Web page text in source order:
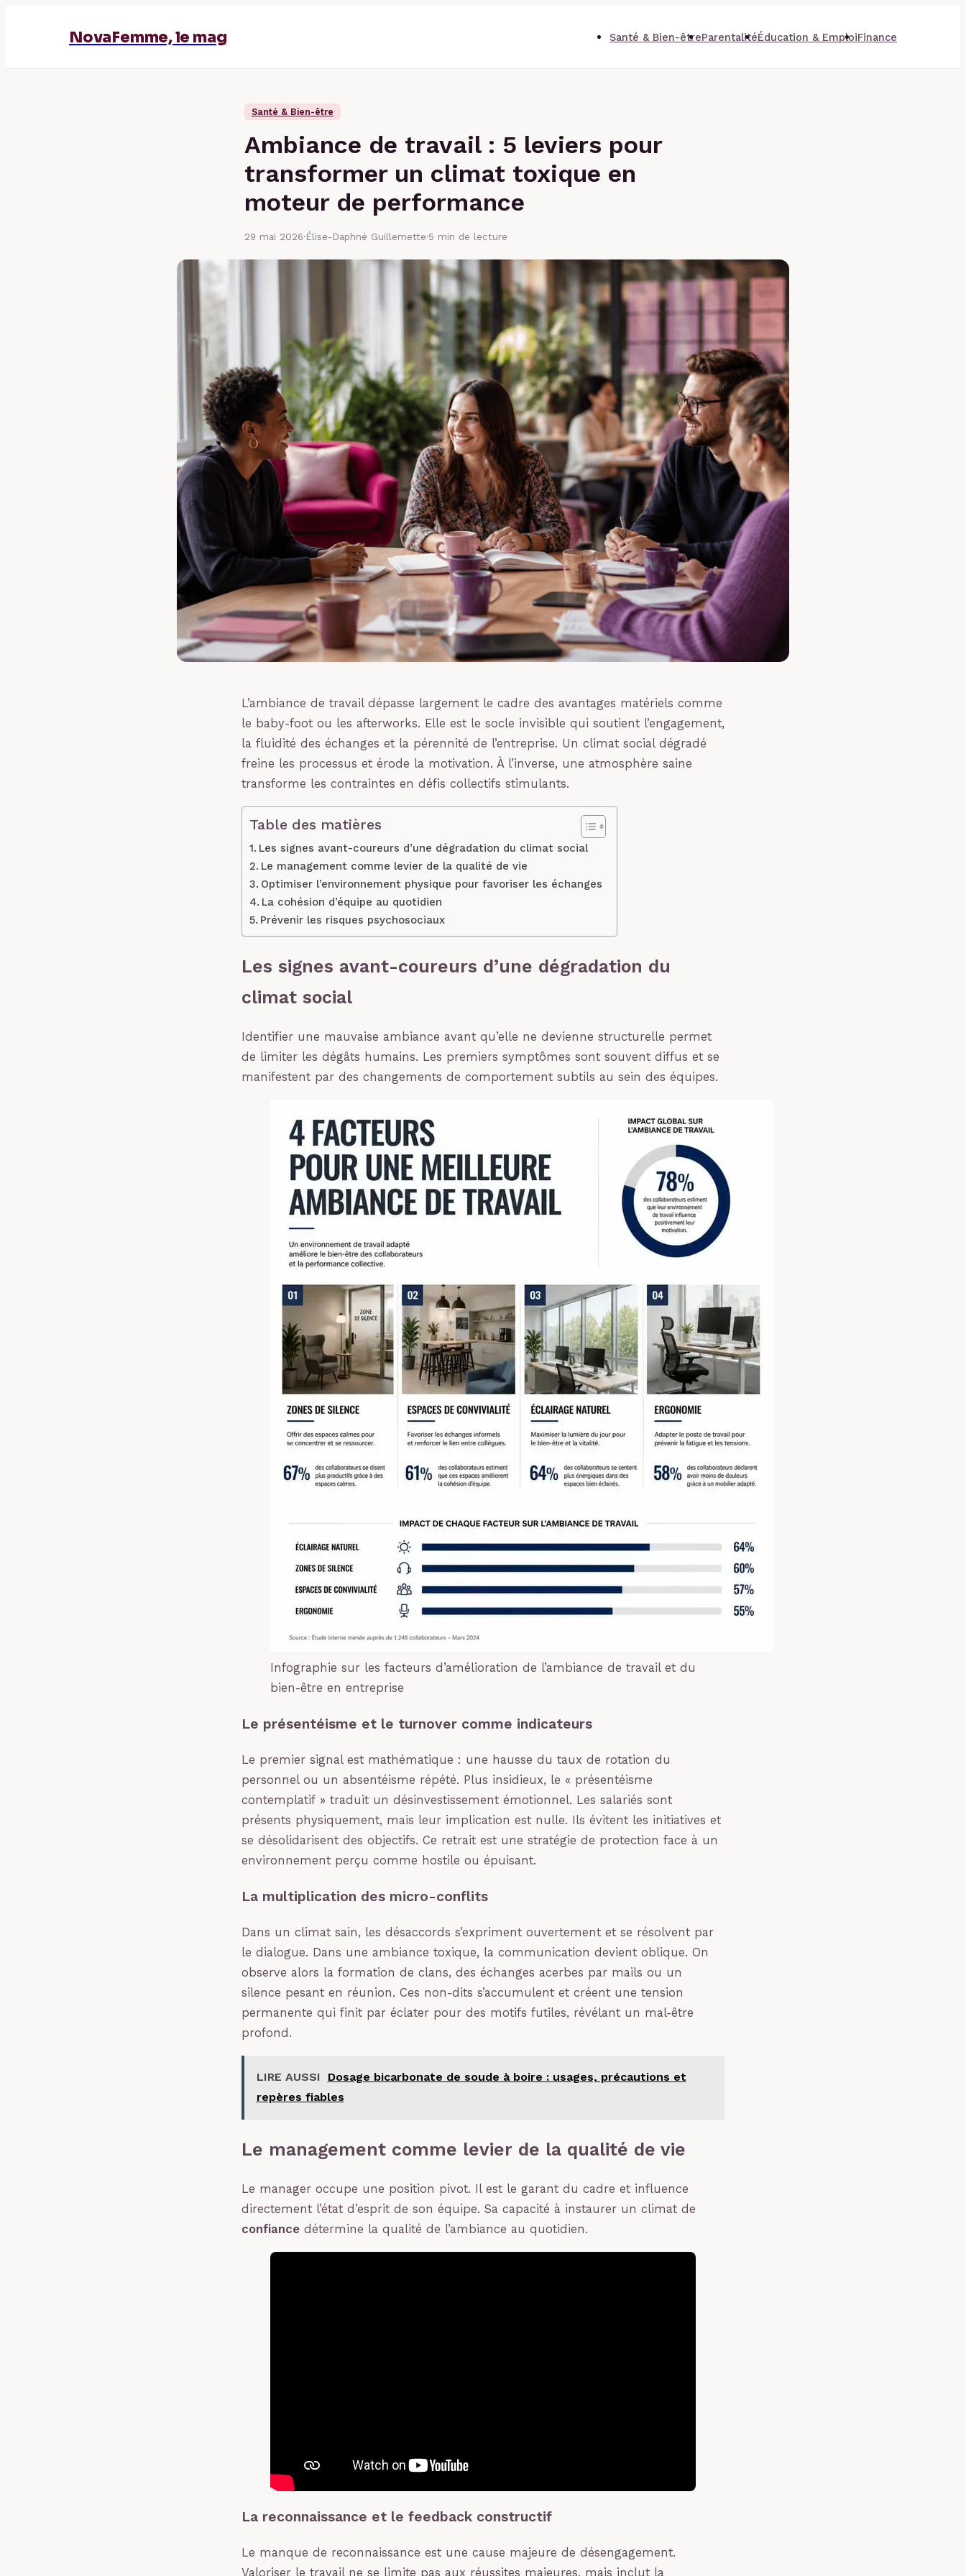
NovaFemme, le mag Santé & Bien-êtreParentalitéÉducation & EmploiFinance
Santé & Bien-être
Ambiance de travail : 5 leviers pour
transformer un climat toxique en
moteur de performance
29 mai 2026·Élise-Daphné Guillemette·5 min de lecture
L’ambiance de travail dépasse largement le cadre des avantages matériels comme
le baby-foot ou les afterworks. Elle est le socle invisible qui soutient l’engagement,
la fluidité des échanges et la pérennité de l’entreprise. Un climat social dégradé
freine les processus et érode la motivation. À l’inverse, une atmosphère saine
transforme les contraintes en défis collectifs stimulants.
Table des matières
Les signes avant-coureurs d’une dégradation du climat social
Le management comme levier de la qualité de vie
Optimiser l’environnement physique pour favoriser les échanges
La cohésion d’équipe au quotidien
Prévenir les risques psychosociaux
Les signes avant-coureurs d’une dégradation du
climat social
Identifier une mauvaise ambiance avant qu’elle ne devienne structurelle permet
de limiter les dégâts humains. Les premiers symptômes sont souvent diffus et se
manifestent par des changements de comportement subtils au sein des équipes.
Infographie sur les facteurs d’amélioration de l’ambiance de travail et du
bien-être en entreprise
Le présentéisme et le turnover comme indicateurs
Le premier signal est mathématique : une hausse du taux de rotation du
personnel ou un absentéisme répété. Plus insidieux, le « présentéisme
contemplatif » traduit un désinvestissement émotionnel. Les salariés sont
présents physiquement, mais leur implication est nulle. Ils évitent les initiatives et
se désolidarisent des objectifs. Ce retrait est une stratégie de protection face à un
environnement perçu comme hostile ou épuisant.
La multiplication des micro-conflits
Dans un climat sain, les désaccords s’expriment ouvertement et se résolvent par
le dialogue. Dans une ambiance toxique, la communication devient oblique. On
observe alors la formation de clans, des échanges acerbes par mails ou un
silence pesant en réunion. Ces non-dits s’accumulent et créent une tension
permanente qui finit par éclater pour des motifs futiles, révélant un mal-être
profond.
LIRE AUSSI
Dosage bicarbonate de soude à boire : usages, précautions et
repères fiables
Le management comme levier de la qualité de vie
Le manager occupe une position pivot. Il est le garant du cadre et influence
directement l’état d’esprit de son équipe. Sa capacité à instaurer un climat de
confiance détermine la qualité de l’ambiance au quotidien.
La reconnaissance et le feedback constructif
Le manque de reconnaissance est une cause majeure de désengagement.
Valoriser le travail ne se limite pas aux réussites majeures, mais inclut la